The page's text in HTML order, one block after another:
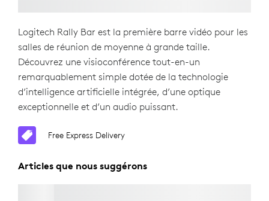
Logitech Rally Bar est la première barre vidéo pour les
salles de réunion de moyenne à grande taille.
Découvrez une visioconférence tout-en-un
remarquablement simple dotée de la technologie
d’intelligence artificielle intégrée, d’une optique
exceptionnelle et d’un audio puissant.
Free Express Delivery
Articles que nous suggérons